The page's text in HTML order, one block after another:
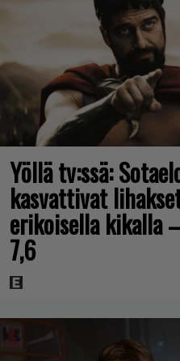
Yöllä tv:ssä:
kasvattivat
erikoisella kikalla
7,6